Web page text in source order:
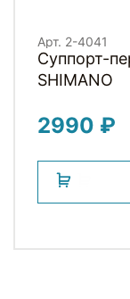
Арт. 2-4041
Суппорт-
SHIMANO
2990 ₽